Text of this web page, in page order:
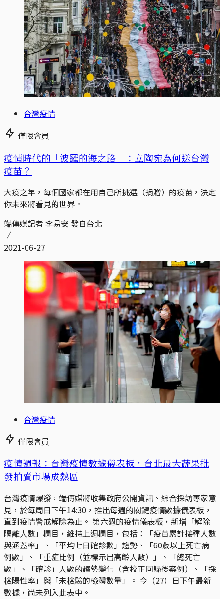
台灣疫情
僅限會員
疫情時代的「波羅的海之路」：立陶宛為何送台灣
疫苗？
大疫之年，每個國家都在用自己所挑選（捐贈）的疫苗，決定
你未來將看見的世界。
端傳媒記者 李易安 發自台北
2021-06-27
台灣疫情
僅限會員
疫情週報：台灣疫情數據儀表板，台北最大蔬果批
發拍賣市場成熱區
台灣疫情爆發，端傳媒將收集政府公開資訊、綜合採訪專家意
見，於每周日下午14:30，推出每週的關鍵疫情數據儀表板，
直到疫情警戒解除為止。 第六週的疫情儀表板，新增「解除
隔離人數」欄目，維持上週欄目，包括：「疫苗累計接種人數
與涵蓋率」、「平均七日確診數」趨勢、「60歲以上死亡病
例數」、「重症比例（並標示出高齡人數）」、「總死亡
數」、「確診」人數的趨勢變化（含校正回歸後案例）、「採
檢陽性率」與「未檢驗的檢體數量」。 今（27）日下午最新
數據，尚未列入此表中。